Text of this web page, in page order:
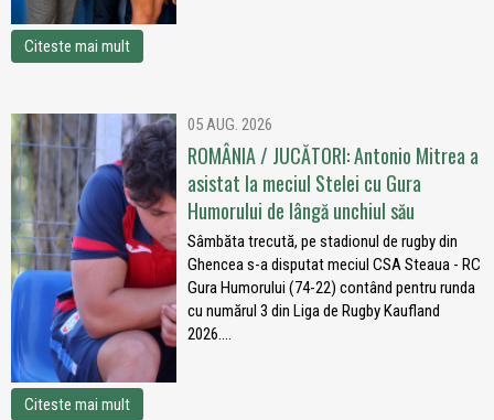
Citeste mai mult
05 AUG. 2026
ROMÂNIA / JUCĂTORI: Antonio Mitrea a
asistat la meciul Stelei cu Gura
Humorului de lângă unchiul său
Sâmbăta trecută, pe stadionul de rugby din
Ghencea s-a disputat meciul CSA Steaua - RC
Gura Humorului (74-22) contând pentru runda
cu numărul 3 din Liga de Rugby Kaufland
2026....
Citeste mai mult